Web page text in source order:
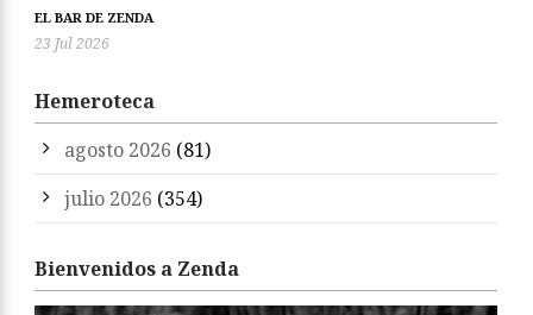
EL BAR DE ZENDA
23 Jul 2026
Hemeroteca
agosto 2026 (81)
julio 2026 (354)
Bienvenidos a Zenda